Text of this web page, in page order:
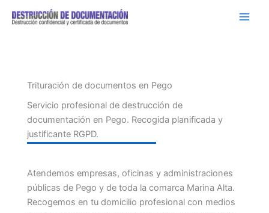
Trituración de documentos en Pego
Servicio profesional de destrucción de
documentación en Pego. Recogida planificada y
justificante RGPD.
Atendemos empresas, oficinas y administraciones
públicas de Pego y de toda la comarca Marina Alta.
Recogemos en tu domicilio profesional con medios